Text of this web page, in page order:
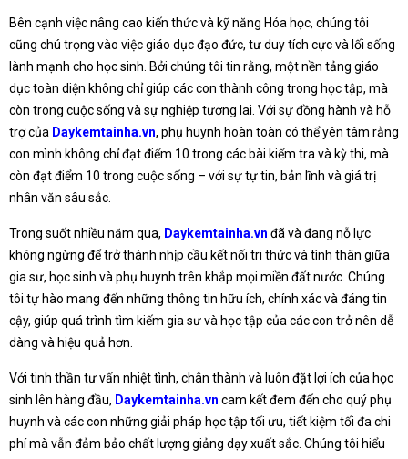
Bên cạnh việc nâng cao kiến thức và kỹ năng Hóa học, chúng tôi
cũng chú trọng vào việc giáo dục đạo đức, tư duy tích cực và lối sống
lành mạnh cho học sinh. Bởi chúng tôi tin rằng, một nền tảng giáo
dục toàn diện không chỉ giúp các con thành công trong học tập, mà
còn trong cuộc sống và sự nghiệp tương lai. Với sự đồng hành và hỗ
trợ của Daykemtainha.vn, phụ huynh hoàn toàn có thể yên tâm rằng
con mình không chỉ đạt điểm 10 trong các bài kiểm tra và kỳ thi, mà
còn đạt điểm 10 trong cuộc sống – với sự tự tin, bản lĩnh và giá trị
nhân văn sâu sắc.
Trong suốt nhiều năm qua, Daykemtainha.vn đã và đang nỗ lực
không ngừng để trở thành nhịp cầu kết nối tri thức và tình thân giữa
gia sư, học sinh và phụ huynh trên khắp mọi miền đất nước. Chúng
tôi tự hào mang đến những thông tin hữu ích, chính xác và đáng tin
cậy, giúp quá trình tìm kiếm gia sư và học tập của các con trở nên dễ
dàng và hiệu quả hơn.
Với tinh thần tư vấn nhiệt tình, chân thành và luôn đặt lợi ích của học
sinh lên hàng đầu, Daykemtainha.vn cam kết đem đến cho quý phụ
huynh và các con những giải pháp học tập tối ưu, tiết kiệm tối đa chi
phí mà vẫn đảm bảo chất lượng giảng dạy xuất sắc. Chúng tôi hiểu